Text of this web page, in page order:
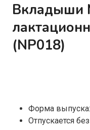
Вкладыши
(NP018)
Форма выпуска:
Отпускается